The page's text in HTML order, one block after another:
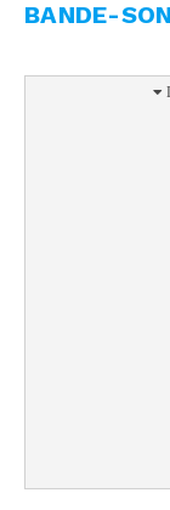
BANDE-SON